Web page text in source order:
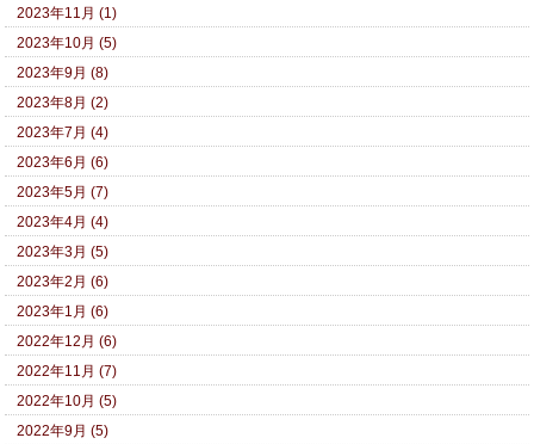
2023年11月 (1)
2023年10月 (5)
2023年9月 (8)
2023年8月 (2)
2023年7月 (4)
2023年6月 (6)
2023年5月 (7)
2023年4月 (4)
2023年3月 (5)
2023年2月 (6)
2023年1月 (6)
2022年12月 (6)
2022年11月 (7)
2022年10月 (5)
2022年9月 (5)